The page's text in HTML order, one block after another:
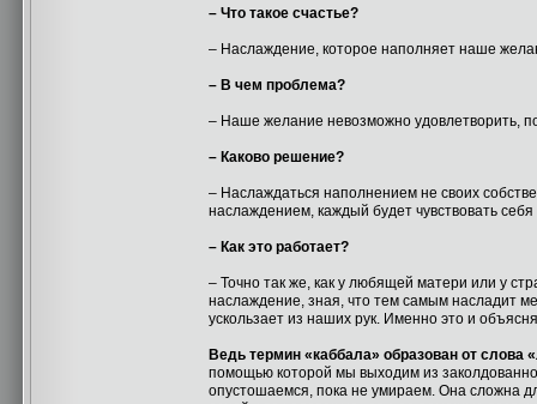
– Что такое счастье?
– Наслаждение, которое наполняет наше
– В чем проблема?
– Наше желание невозможно удовлетворить,
– Каково решение?
– Наслаждаться наполнением не своих
наслаждением, каждый будет чувствовать
– Как это работает?
– Точно так же, как у любящей матери или у
наслаждение, зная, что тем самым насладит
ускользает из наших рук. Именно это и
Ведь термин «каббала» образован от слова
помощью которой мы выходим из
опустошаемся, пока не умираем. Она сложна